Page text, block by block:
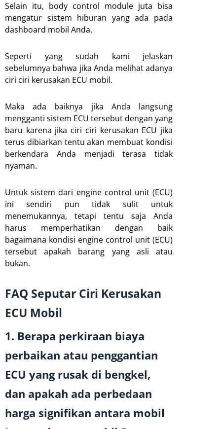
Selain itu, body control module juta bisa
mengatur sistem hiburan yang ada pada
dashboard mobil Anda.
Seperti yang sudah kami jelaskan
sebelumnya bahwa jika Anda melihat adanya
ciri ciri kerusakan ECU mobil.
Maka ada baiknya jika Anda langsung
mengganti sistem ECU tersebut dengan yang
baru karena jika ciri ciri kerusakan ECU jika
terus dibiarkan tentu akan membuat kondisi
berkendara Anda menjadi terasa tidak
nyaman.
Untuk sistem dari engine control unit (ECU)
ini sendiri pun tidak sulit untuk
menemukannya, tetapi tentu saja Anda
harus memperhatikan dengan baik
bagaimana kondisi engine control unit (ECU)
tersebut apakah barang yang asli atau
bukan.
FAQ Seputar Ciri Kerusakan
ECU Mobil
1. Berapa perkiraan biaya
perbaikan atau penggantian
ECU yang rusak di bengkel,
dan apakah ada perbedaan
harga signifikan antara mobil